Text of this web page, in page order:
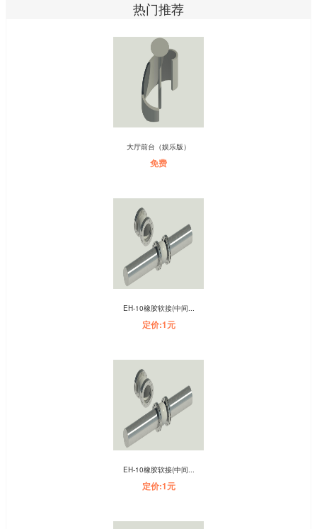
热门推荐
大厅前台（娱乐版）
免费
EH-10橡胶软接(中间...
定价:1元
EH-10橡胶软接(中间...
定价:1元